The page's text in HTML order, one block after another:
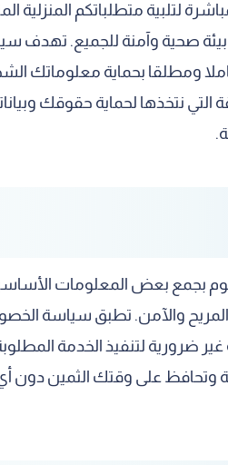
لتلبية متطلباتكم المنزلية
صحية وآمنة للجميع. تهدف
ومطلقا بحماية معلوماتك
التي نتخذها لحماية حقوقك
بعض المعلومات
والآمن. تطبق سياسة
غير ضرورية لتنفيذ الخدمة
وتحافظ على وقتك الثمين